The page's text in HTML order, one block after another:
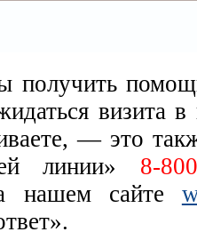
получить
визита
— это
линии» 8-
нашем сайте